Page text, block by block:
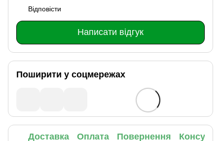
Відповісти
Написати відгук
Поширити у соцмережах
Доставка Оплата Повернення